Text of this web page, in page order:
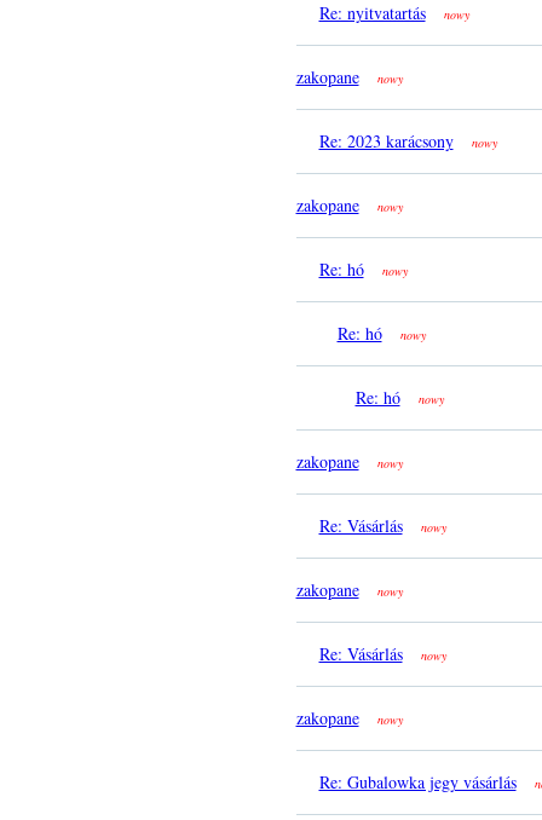
Re: nyitvatartás nowy
zakopane nowy
Re: 2023 karácsony nowy
zakopane nowy
Re: hó nowy
Re: hó nowy
Re: hó nowy
zakopane nowy
Re: Vásárlás nowy
zakopane nowy
Re: Vásárlás nowy
zakopane nowy
Re: Gubalowka jegy vásárlás